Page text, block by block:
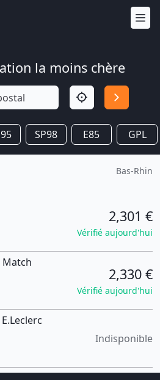
la moins chère
SP98 E85 GPL
Bas-Rhin
2,301 €
Vérifié aujourd'hui
Match
2,330 €
Vérifié aujourd'hui
Indisponible